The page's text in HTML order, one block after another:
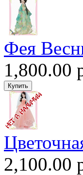
Фея
1,800.00
2,100.00